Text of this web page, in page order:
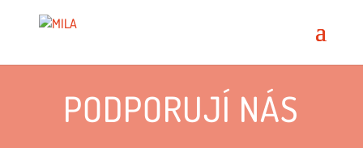
PODPORUJÍ NÁS